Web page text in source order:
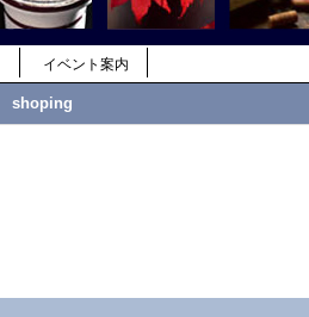
イベント案内
shoping